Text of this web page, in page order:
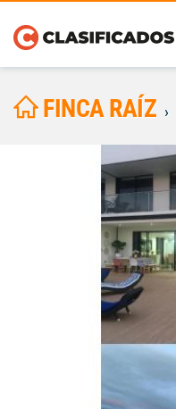
FINCA RAÍZ